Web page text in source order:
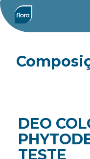
DEO
TESTE